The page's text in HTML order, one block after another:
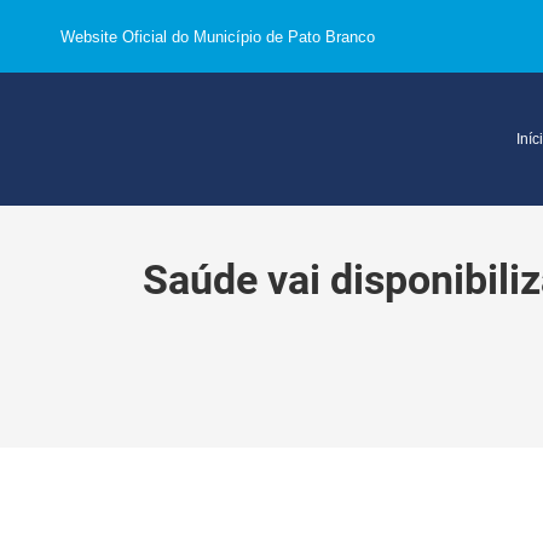
Website Oficial do Município de Pato Branco
Saúde vai